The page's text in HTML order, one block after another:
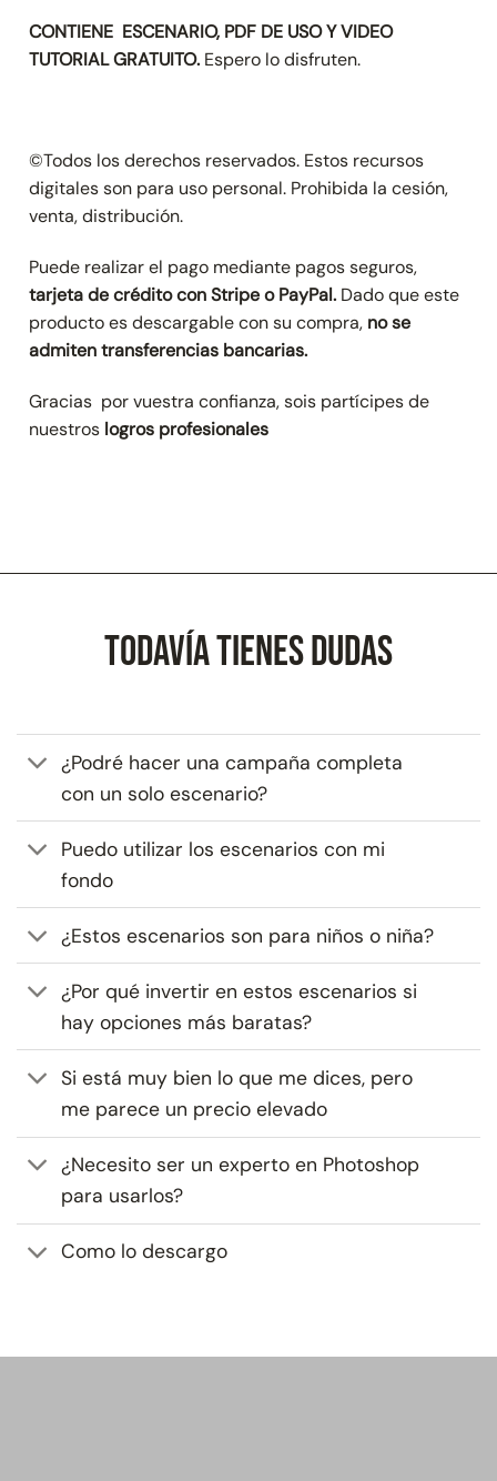
CONTIENE ESCENARIO, PDF DE USO Y VIDEO
TUTORIAL GRATUITO. Espero lo disfruten.
©Todos los derechos reservados. Estos recursos
digitales son para uso personal. Prohibida la cesión,
venta, distribución.
Puede realizar el pago mediante pagos seguros,
tarjeta de crédito con Stripeo PayPal. Dado que este
producto es descargable con su compra, no se
admiten transferencias bancarias.
Gracias por vuestra confianza, sois partícipes de
nuestros logros profesionales
Todavía tienes dudas
¿Podré hacer una campaña completa
con un solo escenario?
Puedo utilizar los escenarios con mi
fondo
¿Estos escenarios son para niños o niña?
¿Por qué invertir en estos escenarios si
hay opciones más baratas?
Si está muy bien lo que me dices, pero
me parece un precio elevado
¿Necesito ser un experto en Photoshop
para usarlos?
Como lo descargo